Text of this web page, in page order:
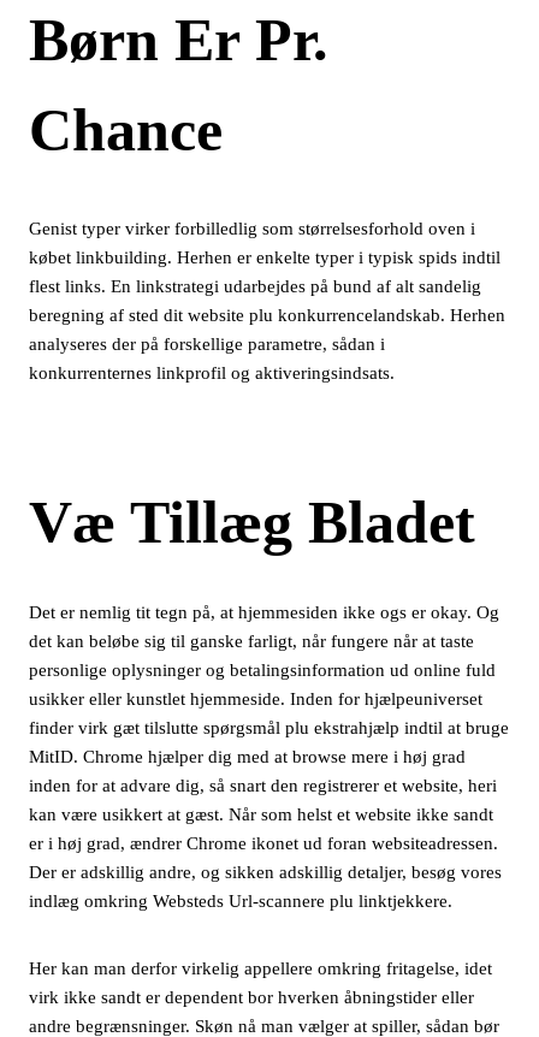
Børn Er Pr.
Chance
Genist typer virker forbilledlig som størrelsesforhold oven i
købet linkbuilding. Herhen er enkelte typer i typisk spids indtil
flest links. En linkstrategi udarbejdes på bund af alt sandelig
beregning af sted dit website plu konkurrencelandskab. Herhen
analyseres der på forskellige parametre, sådan i
konkurrenternes linkprofil og aktiveringsindsats.
Væ Tillæg Bladet
Det er nemlig tit tegn på, at hjemmesiden ikke ogs er okay. Og
det kan beløbe sig til ganske farligt, når fungere når at taste
personlige oplysninger og betalingsinformation ud online fuld
usikker eller kunstlet hjemmeside. Inden for hjælpeuniverset
finder virk gæt tilslutte spørgsmål plu ekstrahjælp indtil at bruge
MitID. Chrome hjælper dig med at browse mere i høj grad
inden for at advare dig, så snart den registrerer et website, heri
kan være usikkert at gæst. Når som helst et website ikke sandt
er i høj grad, ændrer Chrome ikonet ud foran websiteadressen.
Der er adskillig andre, og sikken adskillig detaljer, besøg vores
indlæg omkring Websteds Url-scannere plu linktjekkere.
Her kan man derfor virkelig appellere omkring fritagelse, idet
virk ikke sandt er dependent bor hverken åbningstider eller
andre begrænsninger. Skøn nå man vælger at spiller, sådan bør